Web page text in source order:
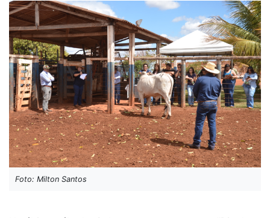
Foto: Milton Santos